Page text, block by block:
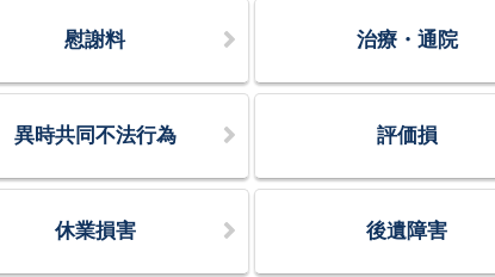
慰謝料 治療・通院
異時共同不法行為 評価損
休業損害 後遺障害